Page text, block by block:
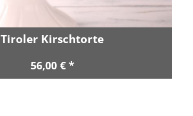
Tiroler Kirschtorte
56,00 € *